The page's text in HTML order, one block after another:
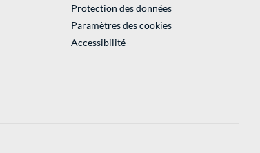
Protection des données
Paramètres des cookies
Accessibilité